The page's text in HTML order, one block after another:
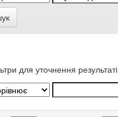
для уточнення